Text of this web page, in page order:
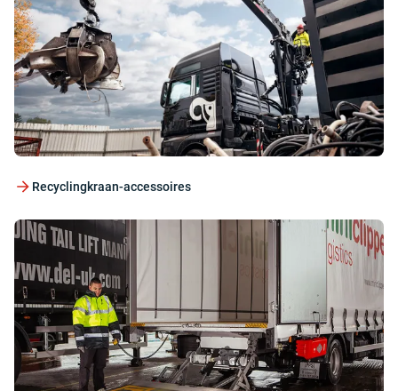
Recyclingkraan-accessoires